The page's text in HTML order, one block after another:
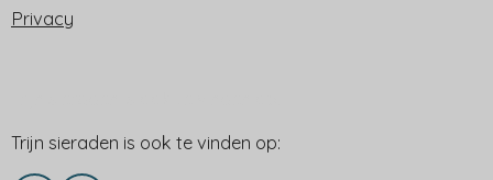
Privacy
Trijn sieraden is ook te vinden op: